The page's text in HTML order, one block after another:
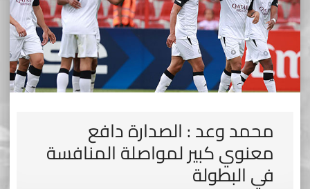
محمد وعد : الصدارة دافع
معنوي كبير لمواصلة المنافسة
في البطولة